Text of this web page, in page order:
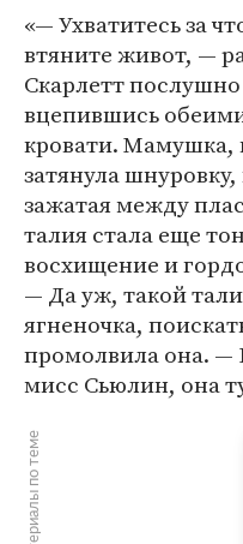
«— Ухватитесь за
втяните живот, —
Скарлетт
вцепившись
кровати.
затянула
зажатая между
талия стала еще
восхищение и
— Да уж, такой
ягненочка,
промолвила она. —
мисс Сьюлин, она
Материалы по теме